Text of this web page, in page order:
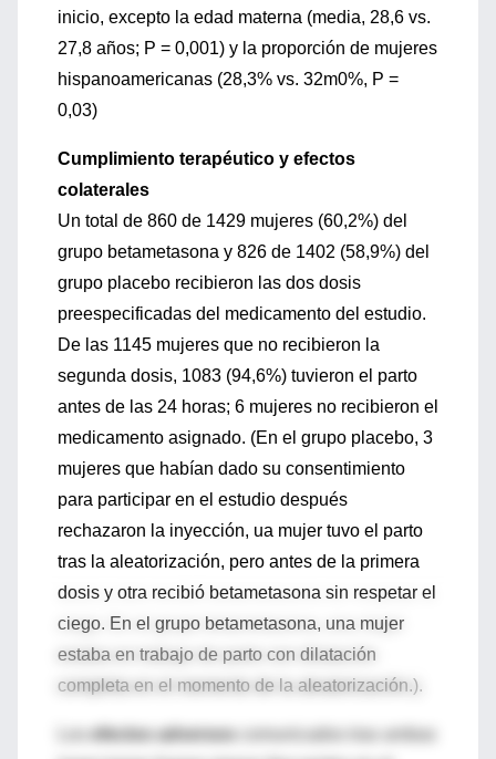
inicio, excepto la edad materna (media, 28,6 vs.
27,8 años; P = 0,001) y la proporción de mujeres
hispanoamericanas (28,3% vs. 32m0%, P =
0,03)
Cumplimiento terapéutico y efectos
colaterales
Un total de 860 de 1429 mujeres (60,2%) del
grupo betametasona y 826 de 1402 (58,9%) del
grupo placebo recibieron las dos dosis
preespecificadas del medicamento del estudio.
De las 1145 mujeres que no recibieron la
segunda dosis, 1083 (94,6%) tuvieron el parto
antes de las 24 horas; 6 mujeres no recibieron el
medicamento asignado. (En el grupo placebo, 3
mujeres que habían dado su consentimiento
para participar en el estudio después
rechazaron la inyección, ua mujer tuvo el parto
tras la aleatorización, pero antes de la primera
dosis y otra recibió betametasona sin respetar el
ciego. En el grupo betametasona, una mujer
estaba en trabajo de parto con dilatación
completa en el momento de la aleatorización.).
efectos adversos